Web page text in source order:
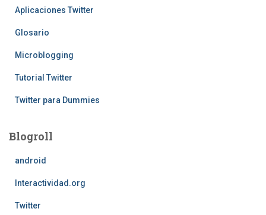
Aplicaciones Twitter
Glosario
Microblogging
Tutorial Twitter
Twitter para Dummies
Blogroll
android
Interactividad.org
Twitter